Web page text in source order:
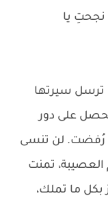
نجحتِ يا
ترسل سيرتها
تحصل على دور
رُفضت. لن تنسى
العصيبة، تمنت
بكل ما تملك،